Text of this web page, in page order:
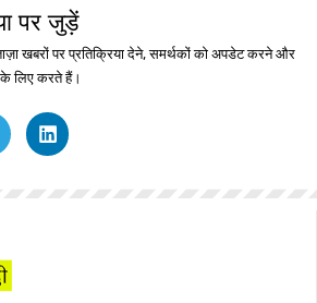
पर जुड़ें
खबरों पर प्रतिक्रिया देने, समर्थकों को अपडेट करने और
के लिए करते हैं।